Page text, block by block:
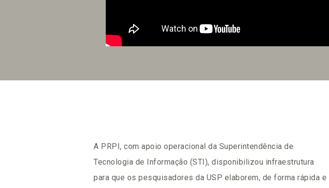
A PRPI, com apoio operacional da Superintendência de
Tecnologia de Informação (STI), disponibilizou infraestrutura
para que os pesquisadores da USP elaborem, de forma rápida e